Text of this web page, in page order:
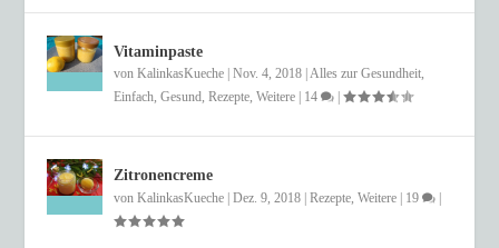
Vitaminpaste
vonKalinkasKueche |Nov. 4, 2018 |Alles zur Gesundheit,
Einfach,Gesund,Rezepte,Weitere 14 |
Zitronencreme
vonKalinkasKueche |Dez. 9, 2018 |Rezepte,Weitere 19